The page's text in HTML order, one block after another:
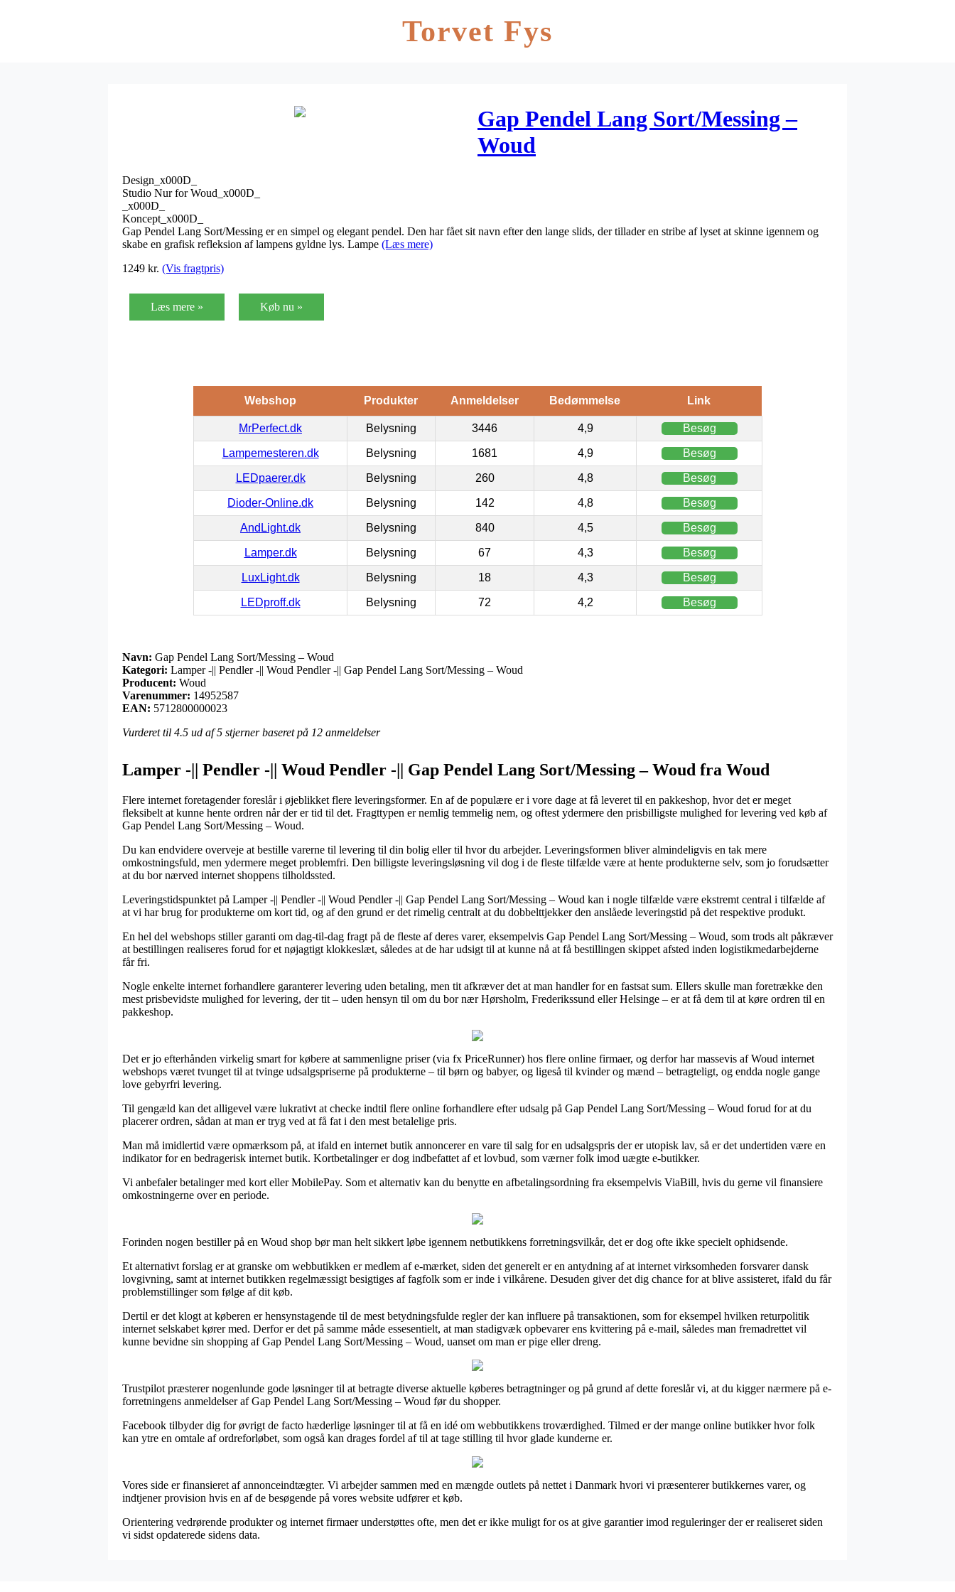
Torvet Fys
Gap Pendel Lang Sort/Messing –
Woud
Design_x000D_
Studio Nur for Woud_x000D_
_x000D_
Koncept_x000D_
Gap Pendel Lang Sort/Messing er en simpel og elegant pendel. Den har fået sit navn efter den lange slids, der tillader en stribe af lyset at skinne igennem og
skabe en grafisk refleksion af lampens gyldne lys. Lampe (Læs mere)
1249 kr. (Vis fragtpris)
Læs mere » Køb nu »
Webshop Produkter Anmeldelser Bedømmelse Link
MrPerfect.dk Belysning 3446 4,9 Besøg
Lampemesteren.dk Belysning 1681 4,9 Besøg
LEDpaerer.dk Belysning 260 4,8 Besøg
Dioder-Online.dk Belysning 142 4,8 Besøg
AndLight.dk Belysning 840 4,5 Besøg
Lamper.dk Belysning 67 4,3 Besøg
LuxLight.dk Belysning 18 4,3 Besøg
LEDproff.dk Belysning 72 4,2 Besøg
Navn: Gap Pendel Lang Sort/Messing – Woud
Kategori: Lamper -|| Pendler -|| Woud Pendler -|| Gap Pendel Lang Sort/Messing – Woud
Producent: Woud
Varenummer: 14952587
EAN: 5712800000023
Vurderet til 4.5 ud af 5 stjerner baseret på 12 anmeldelser
Lamper -|| Pendler -|| Woud Pendler -|| Gap Pendel Lang Sort/Messing – Woud fra Woud
Flere internet foretagender foreslår i øjeblikket flere leveringsformer. En af de populære er i vore dage at få leveret til en pakkeshop, hvor det er meget
fleksibelt at kunne hente ordren når der er tid til det. Fragttypen er nemlig temmelig nem, og oftest ydermere den prisbilligste mulighed for levering ved køb af
Gap Pendel Lang Sort/Messing – Woud.
Du kan endvidere overveje at bestille varerne til levering til din bolig eller til hvor du arbejder. Leveringsformen bliver almindeligvis en tak mere
omkostningsfuld, men ydermere meget problemfri. Den billigste leveringsløsning vil dog i de fleste tilfælde være at hente produkterne selv, som jo forudsætter
at du bor nærved internet shoppens tilholdssted.
Leveringstidspunktet på Lamper -|| Pendler -|| Woud Pendler -|| Gap Pendel Lang Sort/Messing – Woud kan i nogle tilfælde være ekstremt central i tilfælde af
at vi har brug for produkterne om kort tid, og af den grund er det rimelig centralt at du dobbelttjekker den anslåede leveringstid på det respektive produkt.
En hel del webshops stiller garanti om dag-til-dag fragt på de fleste af deres varer, eksempelvis Gap Pendel Lang Sort/Messing – Woud, som trods alt påkræver
at bestillingen realiseres forud for et nøjagtigt klokkeslæt, således at de har udsigt til at kunne nå at få bestillingen skippet afsted inden logistikmedarbejderne
får fri.
Nogle enkelte internet forhandlere garanterer levering uden betaling, men tit afkræver det at man handler for en fastsat sum. Ellers skulle man foretrække den
mest prisbevidste mulighed for levering, der tit – uden hensyn til om du bor nær Hørsholm, Frederikssund eller Helsinge – er at få dem til at køre ordren til en
pakkeshop.
Det er jo efterhånden virkelig smart for købere at sammenligne priser (via fx PriceRunner) hos flere online firmaer, og derfor har massevis af Woud internet
webshops været tvunget til at tvinge udsalgspriserne på produkterne – til børn og babyer, og ligeså til kvinder og mænd – betragteligt, og endda nogle gange
love gebyrfri levering.
Til gengæld kan det alligevel være lukrativt at checke indtil flere online forhandlere efter udsalg på Gap Pendel Lang Sort/Messing – Woud forud for at du
placerer ordren, sådan at man er tryg ved at få fat i den mest betalelige pris.
Man må imidlertid være opmærksom på, at ifald en internet butik annoncerer en vare til salg for en udsalgspris der er utopisk lav, så er det undertiden være en
indikator for en bedragerisk internet butik. Kortbetalinger er dog indbefattet af et lovbud, som værner folk imod uægte e-butikker.
Vi anbefaler betalinger med kort eller MobilePay. Som et alternativ kan du benytte en afbetalingsordning fra eksempelvis ViaBill, hvis du gerne vil finansiere
omkostningerne over en periode.
Forinden nogen bestiller på en Woud shop bør man helt sikkert løbe igennem netbutikkens forretningsvilkår, det er dog ofte ikke specielt ophidsende.
Et alternativt forslag er at granske om webbutikken er medlem af e-mærket, siden det generelt er en antydning af at internet virksomheden forsvarer dansk
lovgivning, samt at internet butikken regelmæssigt besigtiges af fagfolk som er inde i vilkårene. Desuden giver det dig chance for at blive assisteret, ifald du får
problemstillinger som følge af dit køb.
Dertil er det klogt at køberen er hensynstagende til de mest betydningsfulde regler der kan influere på transaktionen, som for eksempel hvilken returpolitik
internet selskabet kører med. Derfor er det på samme måde essesentielt, at man stadigvæk opbevarer ens kvittering på e-mail, således man fremadrettet vil
kunne bevidne sin shopping af Gap Pendel Lang Sort/Messing – Woud, uanset om man er pige eller dreng.
Trustpilot præsterer nogenlunde gode løsninger til at betragte diverse aktuelle køberes betragtninger og på grund af dette foreslår vi, at du kigger nærmere på e-
forretningens anmeldelser af Gap Pendel Lang Sort/Messing – Woud før du shopper.
Facebook tilbyder dig for øvrigt de facto hæderlige løsninger til at få en idé om webbutikkens troværdighed. Tilmed er der mange online butikker hvor folk
kan ytre en omtale af ordreforløbet, som også kan drages fordel af til at tage stilling til hvor glade kunderne er.
Vores side er finansieret af annonceindtægter. Vi arbejder sammen med en mængde outlets på nettet i Danmark hvori vi præsenterer butikkernes varer, og
indtjener provision hvis en af de besøgende på vores website udfører et køb.
Orientering vedrørende produkter og internet firmaer understøttes ofte, men det er ikke muligt for os at give garantier imod reguleringer der er realiseret siden
vi sidst opdaterede sidens data.